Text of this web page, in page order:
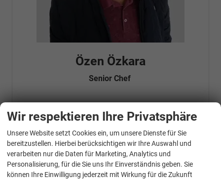
Özen Özkara
Senior Chef
Telefonnummer: 07181 - 47695 15
info@autohausrems.de
Fahrzeugnr.
Geparkte Fahrzeuge (0)
Wir respektieren Ihre Privatsphäre
Unsere Website setzt Cookies ein, um unsere Dienste für Sie
bereitzustellen. Hierbei berücksichtigen wir Ihre Auswahl und
verarbeiten nur die Daten für Marketing, Analytics und
Personalisierung, für die Sie uns Ihr Einverständnis geben. Sie
können Ihre Einwilligung jederzeit mit Wirkung für die Zukunft